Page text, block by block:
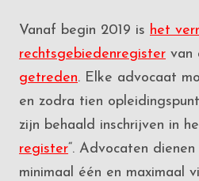
Vanaf begin 2019 is het
rechtsgebiedenregister van
getreden. Elke advocaat
en zodra tien
zijn behaald inschrijven in
register“. Advocaten
minimaal één en maximaal